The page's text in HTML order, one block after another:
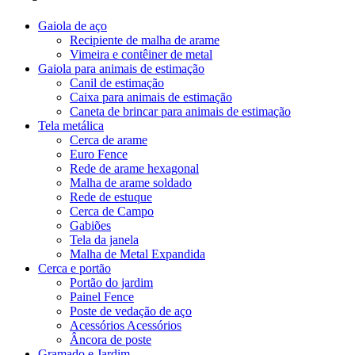
Gaiola de aço
Recipiente de malha de arame
Vimeira e contêiner de metal
Gaiola para animais de estimação
Canil de estimação
Caixa para animais de estimação
Caneta de brincar para animais de estimação
Tela metálica
Cerca de arame
Euro Fence
Rede de arame hexagonal
Malha de arame soldado
Rede de estuque
Cerca de Campo
Gabiões
Tela da janela
Malha de Metal Expandida
Cerca e portão
Portão do jardim
Painel Fence
Poste de vedação de aço
Acessórios Acessórios
Âncora de poste